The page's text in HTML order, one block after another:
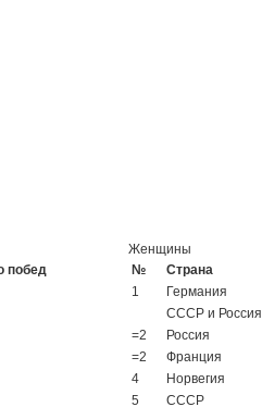
побед
Женщины
№
Страна
1
Германия
СССР и Россия
=2
Россия
=2
Франция
4
Норвегия
5
СССР